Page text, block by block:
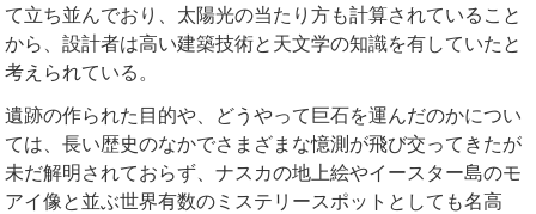
て立ち並んでおり、太陽光の当たり方も計算されていること
から、設計者は高い建築技術と天文学の知識を有していたと
考えられている。
遺跡の作られた目的や、どうやって巨石を運んだのかについ
ては、長い歴史のなかでさまざまな憶測が飛び交ってきたが
未だ解明されておらず、ナスカの地上絵やイースター島のモ
アイ像と並ぶ世界有数のミステリースポットとしても名高